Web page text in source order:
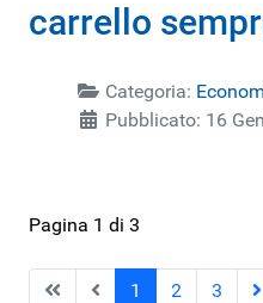
carrello
Categoria:
Pubblicato: 16
Pagina 1 di 3
1 2 3